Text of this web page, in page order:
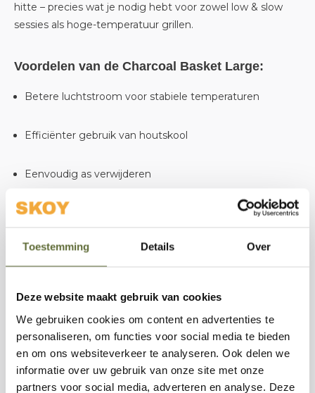
Toestemming Details Over
Deze website maakt gebruik van cookies
We gebruiken cookies om content en advertenties te
personaliseren, om functies voor social media te bieden
en om ons websiteverkeer te analyseren. Ook delen we
informatie over uw gebruik van onze site met onze
partners voor social media, adverteren en analyse. Deze
hitte – precies wat je nodig hebt voor zowel low & slow
sessies als hoge-temperatuur grillen.
Voordelen van de Charcoal Basket Large:
Betere luchtstroom voor stabiele temperaturen
Efficiënter gebruik van houtskool
Eenvoudig as verwijderen
Robuust en duurzaam ontwerp
Het slimme ontwerp maakt het eenvoudig om na het
grillen de as te verwijderen, terwijl de herbruikbare
voor je volgende BBQ-sessie.
Of je nu pulled pork, pizza of een perfect gegrilde ribeye
bereidt, met de Charcoal Basket Large haal je meer
controle, gemak en performance uit je kamado.